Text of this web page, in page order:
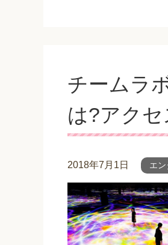
チームラ
は?アク
2018年7月1日 エン